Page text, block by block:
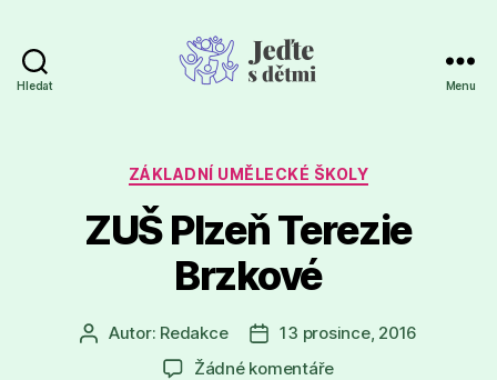
Hledat Menu
Rubriky
ZÁKLADNÍ UMĚLECKÉ ŠKOLY
ZUŠ Plzeň Terezie
Brzkové
Autor
příspěvku
Autor: Redakce
Datum
příspěvku
13 prosince, 2016
Žádné komentářeu